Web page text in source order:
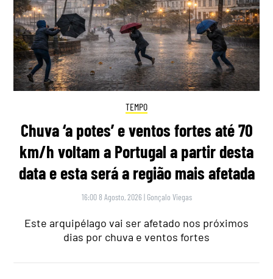
TEMPO
Chuva ‘a potes’ e ventos fortes até 70
km/h voltam a Portugal a partir desta
data e esta será a região mais afetada
16:00 8 Agosto, 2026 | Gonçalo Viegas
Este arquipélago vai ser afetado nos próximos
dias por chuva e ventos fortes